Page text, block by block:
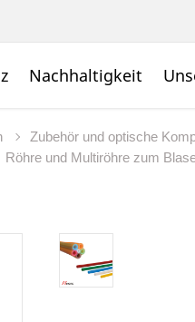
Nachhaltigkeit
Zubehör und optische
Röhre und Multiröhre zum